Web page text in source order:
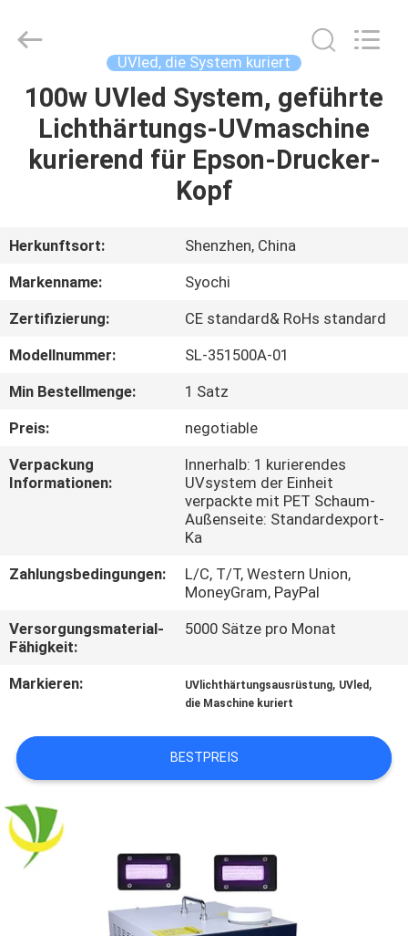
HAUS
PRODUKTE
UNS
AUSFLUG
QUALITÄTSKONTROLLE
TRETEN
SIE
IN
NACHRICHTEN
SIE
EIN
ZITAT
SITEMAP
Electronics
Reserved.
UVled, die System kuriert
100w UVled System, geführte
Lichthärtungs-UVmaschine
kurierend für Epson-Drucker-
Kopf
Herkunftsort:
Shenzhen, China
Markenname:
Syochi
Zertifizierung:
CE standard& RoHs standard
Modellnummer:
SL-351500A-01
Min Bestellmenge:
1 Satz
Preis:
negotiable
Verpackung
Informationen:
Innerhalb: 1 kurierendes
UVsystem der Einheit
verpackte mit PET Schaum-
Außenseite: Standardexport-
Ka
Zahlungsbedingungen:
L/C, T/T, Western Union,
MoneyGram, PayPal
Versorgungsmaterial-
Fähigkeit:
5000 Sätze pro Monat
Markieren: UVlichthärtungsausrüstung, UVled ,
die Maschine kuriert
BESTPREIS